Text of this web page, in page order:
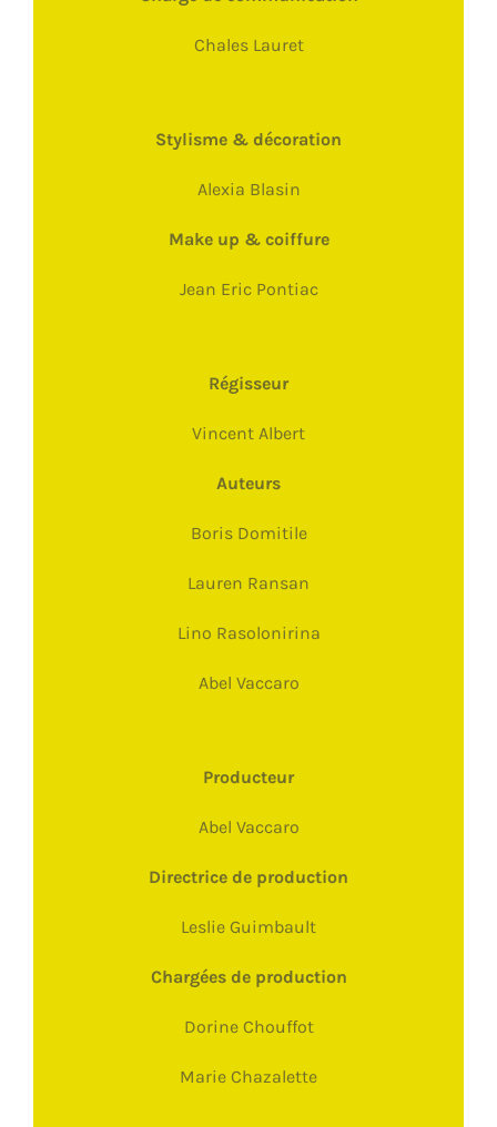
Chales Lauret
Stylisme & décoration
Alexia Blasin
Make up & coiffure
Jean Eric Pontiac
Régisseur
Vincent Albert
Auteurs
Boris Domitile
Lauren Ransan
Lino Rasolonirina
Abel Vaccaro
Producteur
Abel Vaccaro
Directrice de production
Leslie Guimbault
Chargées de production
Dorine Chouffot
Marie Chazalette